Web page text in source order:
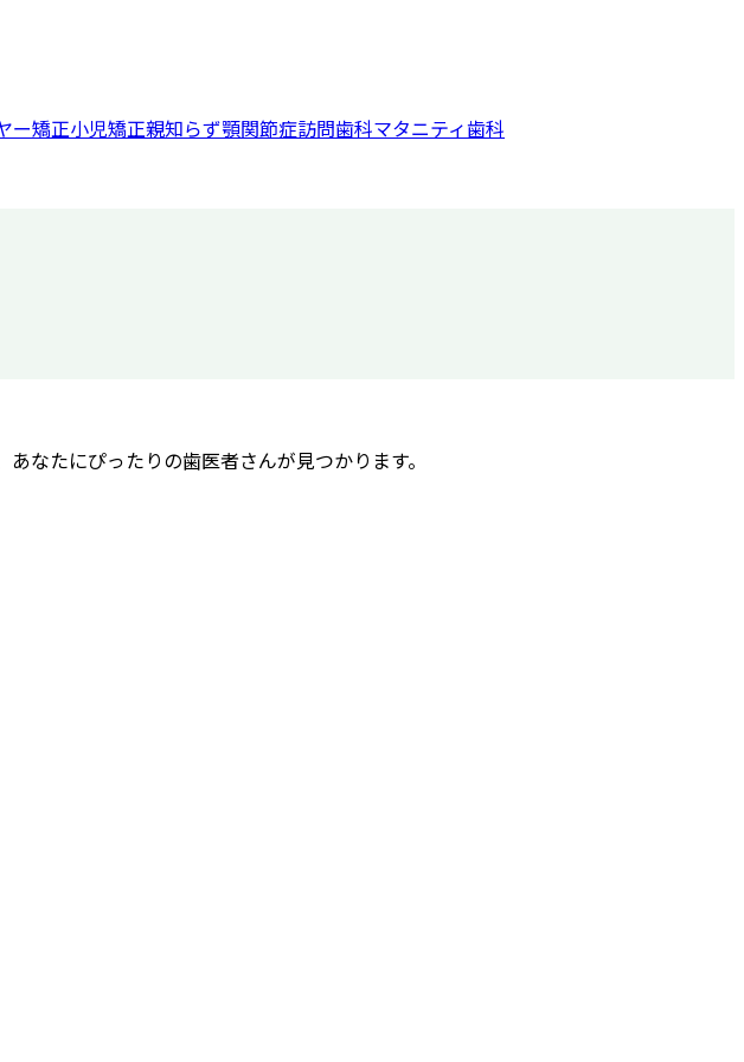
ー矯正小児矯正親知らず顎関節症訪問歯科マタニティ歯科
なたにぴったりの歯医者さんが見つかります。